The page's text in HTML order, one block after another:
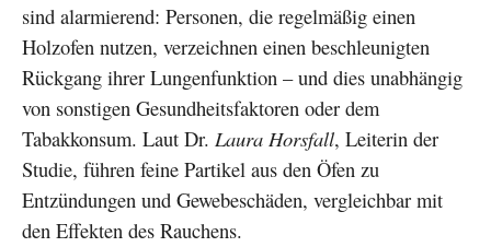
sind alarmierend: Personen, die regelmäßig einen
Holzofen nutzen, verzeichnen einen beschleunigten
Rückgang ihrer Lungenfunktion – und dies unabhängig
von sonstigen Gesundheitsfaktoren oder dem
Tabakkonsum. Laut Dr. Laura Horsfall, Leiterin der
Studie, führen feine Partikel aus den Öfen zu
Entzündungen und Gewebeschäden, vergleichbar mit
den Effekten des Rauchens.